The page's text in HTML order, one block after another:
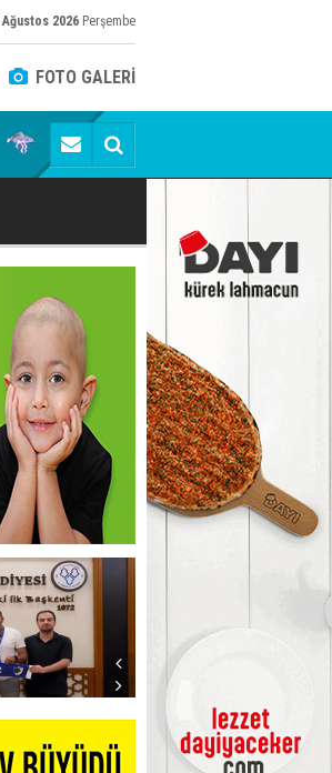
Ağustos 2026 Perşembe
FOTO GALERİ
Çizgisinde Haklılığın Resmi:
başlıyor! İlk
düdük Bolu'da
çalacak